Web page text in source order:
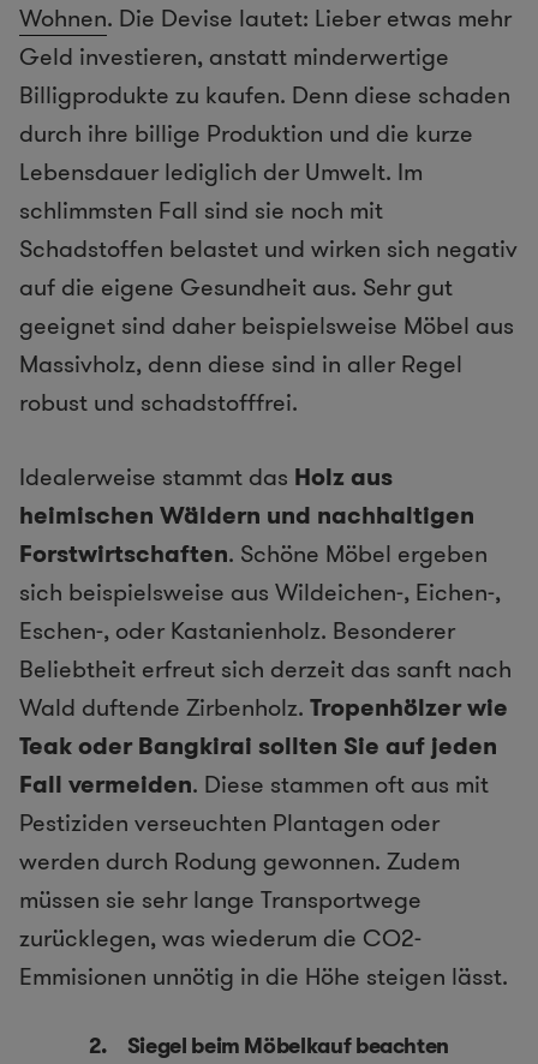
Wohnen. Die Devise lautet: Lieber etwas mehr
Geld investieren, anstatt minderwertige
Billigprodukte zu kaufen. Denn diese schaden
durch ihre billige Produktion und die kurze
Lebensdauer lediglich der Umwelt. Im
schlimmsten Fall sind sie noch mit
Schadstoffen belastet und wirken sich negativ
auf die eigene Gesundheit aus. Sehr gut
geeignet sind daher beispielsweise Möbel aus
Massivholz, denn diese sind in aller Regel
robust und schadstofffrei.
Idealerweise stammt das Holz aus
heimischen Wäldern und nachhaltigen
Forstwirtschaften. Schöne Möbel ergeben
sich beispielsweise aus Wildeichen-, Eichen-,
Eschen-, oder Kastanienholz. Besonderer
Beliebtheit erfreut sich derzeit das sanft nach
Wald duftende Zirbenholz. Tropenhölzer wie
Teak oder Bangkirai sollten Sie auf jeden
Fall vermeiden. Diese stammen oft aus mit
Pestiziden verseuchten Plantagen oder
werden durch Rodung gewonnen. Zudem
müssen sie sehr lange Transportwege
zurücklegen, was wiederum die CO2-
Emmisionen unnötig in die Höhe steigen lässt.
2. Siegel beim Möbelkauf beachten